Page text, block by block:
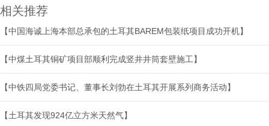
相关推荐
【中国海诚上海本部总承包的土耳其BAREM包装纸项目成功开机】
【中煤土耳其铜矿项目部顺利完成竖井井筒套壁施工】
【中铁四局党委书记、董事长刘勃在土耳其开展系列商务活动】
【土耳其发现924亿立方米天然气】